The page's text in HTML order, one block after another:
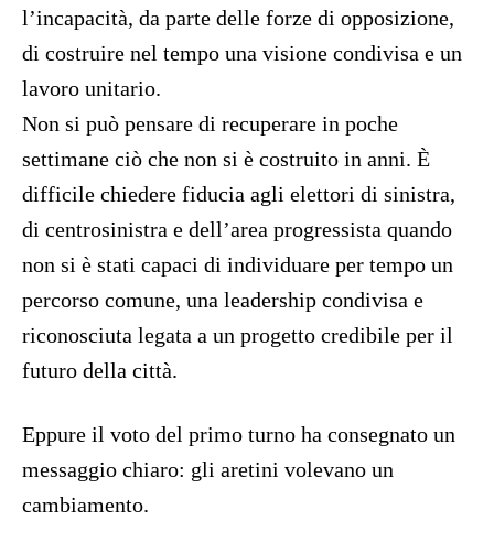
l’incapacità, da parte delle forze di opposizione,
di costruire nel tempo una visione condivisa e un
lavoro unitario.
Non si può pensare di recuperare in poche
settimane ciò che non si è costruito in anni. È
difficile chiedere fiducia agli elettori di sinistra,
di centrosinistra e dell’area progressista quando
non si è stati capaci di individuare per tempo un
percorso comune, una leadership condivisa e
riconosciuta legata a un progetto credibile per il
futuro della città.
Eppure il voto del primo turno ha consegnato un
messaggio chiaro: gli aretini volevano un
cambiamento.